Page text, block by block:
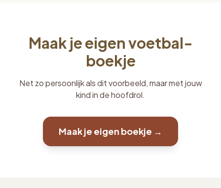
Maak je eigen voetbal-
boekje
Net zo persoonlijk als dit voorbeeld, maar met jouw
kind in de hoofdrol.
Maak je eigen boekje →